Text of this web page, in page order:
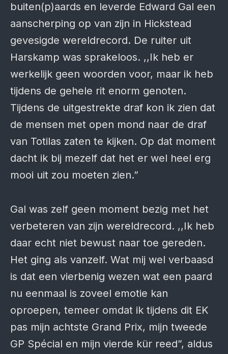
buiten(p)aards en leverde Edward Gal een
aanscherping op van zijn in Hickstead
gevesigde wereldrecord. De ruiter uit
Harskamp was sprakeloos. ,,Ik heb er
werkelijk geen woorden voor, maar ik heb
tijdens de gehele rit enorm genoten.
Tijdens de uitgestrekte draf kon ik zien dat
de mensen met open mond naar de draf
van Totilas zaten te kijken. Op dat moment
dacht ik bij mezelf dat het er wel heel erg
mooi uit zou moeten zien.”
Gal was zelf geen moment bezig met het
verbeteren van zijn wereldrecord. ,,Ik heb
daar echt niet bewust naar toe gereden.
Het ging als vanzelf. Wat mij wel verbaasd
is dat een vierbenig wezen wat een paard
nu eenmaal is zoveel emotie kan
oproepen, temeer omdat ik tijdens dit EK
pas mijn achtste Grand Prix, mijn tweede
GP Spécial en mijn vierde kür reed”, aldus